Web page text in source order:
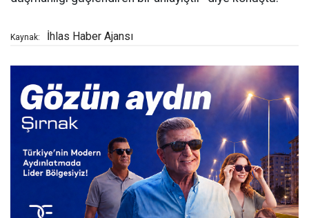
Kaynak: İhlas Haber Ajansı